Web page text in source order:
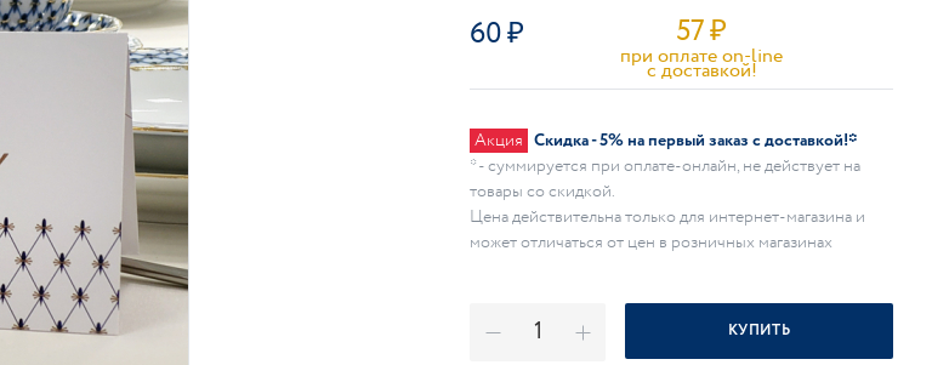
60 57₽
при оплате on-line
c доставкой!
Акция Скидка - 5% на первый заказ с доставкой!*
* - суммируется при оплате-онлайн, не действует на
товары со скидкой.
Цена действительна только для интернет-магазина и
может отличаться от цен в розничных магазинах
КУПИТЬ